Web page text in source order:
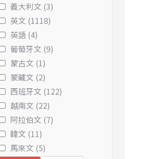
義大利文 (3)
英文 (1118)
英語 (4)
葡萄牙文 (9)
蒙古文 (1)
蒙藏文 (2)
西班牙文 (122)
越南文 (22)
阿拉伯文 (7)
韓文 (11)
馬來文 (5)